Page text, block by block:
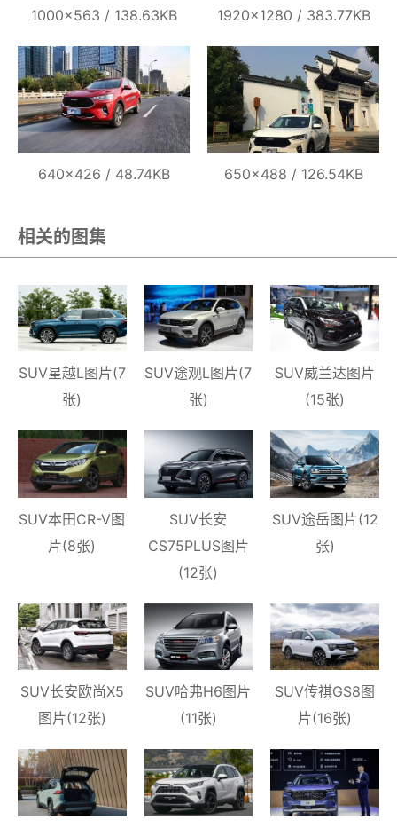
1000×563 / 138.63KB 1920×1280 / 383.77KB
640×426 / 48.74KB 650×488 / 126.54KB
相关的图集
SUV星越L图片(7
张)
SUV途观L图片(7
张)
SUV威兰达图片
(15张)
SUV本田CR-V图
片(8张)
SUV长安
CS75PLUS图片
(12张)
SUV途岳图片(12
张)
SUV长安欧尚X5
图片(12张)
SUV哈弗H6图片
(11张)
SUV传祺GS8图
片(16张)